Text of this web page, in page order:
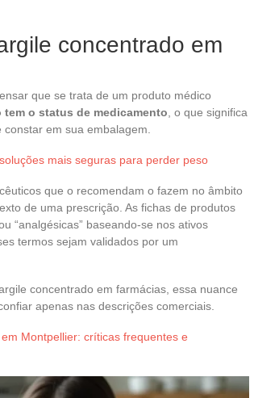
concentrado em
que se trata de um produto médico
tem o status de medicamento , o que significa
em sua embalagem.
mais seguras para perder peso
que o recomendam o fazem no âmbito
de uma prescrição. As fichas de produtos
“analgésicas” baseando-se nos ativos
termos sejam validados por um
concentrado em farmácias, essa nuance
apenas nas descrições comerciais.
Montpellier: críticas frequentes e